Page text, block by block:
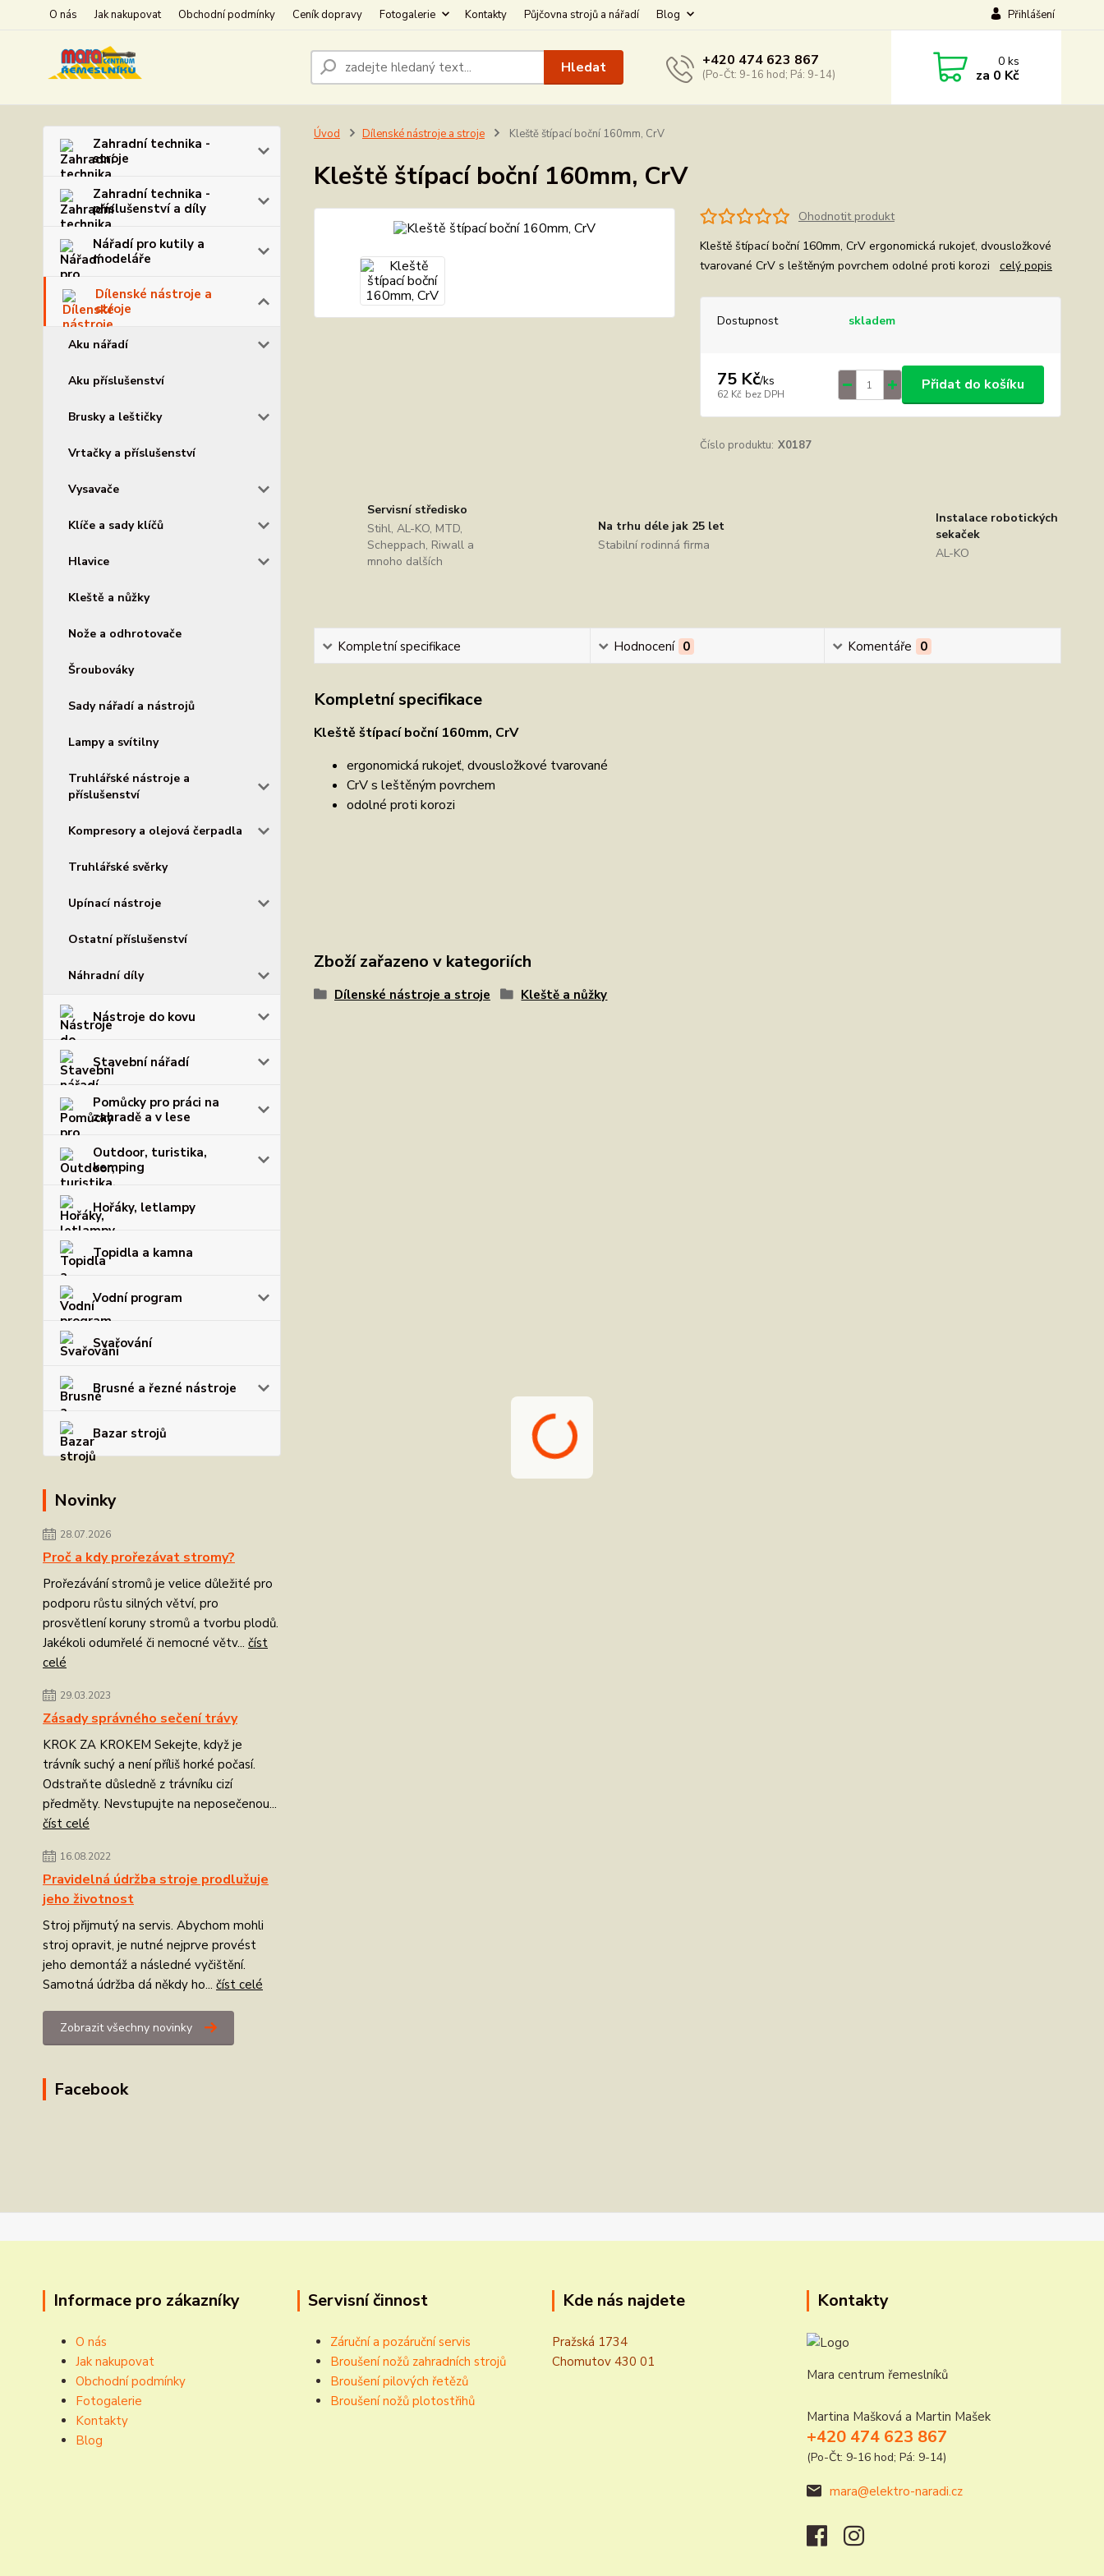
O nás Jak nakupovat Obchodní podmínky Ceník dopravy Fotogalerie Kontakty Půjčovna strojů a nářadí Blog Přihlášení
Hledat +420 474 623 867
(Po-Čt: 9-16 hod; Pá: 9-14)
0ks
za 0 Kč
Zahradní technika -
stroje
Zahradní technika -
příslušenství a díly
Nářadí pro kutily a
modeláře
Dílenské nástroje a
stroje
Aku nářadí
Aku příslušenství
Brusky a leštičky
Vrtačky a příslušenství
Vysavače
Klíče a sady klíčů
Hlavice
Kleště a nůžky
Nože a odhrotovače
Šroubováky
Sady nářadí a nástrojů
Lampy a svítilny
Truhlářské nástroje a
příslušenství
Kompresory a olejová čerpadla
Truhlářské svěrky
Upínací nástroje
Ostatní příslušenství
Náhradní díly
Nástroje do kovu
Stavební nářadí
Pomůcky pro práci na
zahradě a v lese
Outdoor, turistika,
kemping
Hořáky, letlampy
Topidla a kamna
Vodní program
Svařování
Brusné a řezné nástroje
Bazar strojů
Novinky
28.07.2026
Proč a kdy prořezávat stromy?
Prořezávání stromů je velice důležité pro
podporu růstu silných větví, pro
prosvětlení koruny stromů a tvorbu plodů.
Jakékoli odumřelé či nemocné větv... číst
celé
29.03.2023
Zásady správného sečení trávy
KROK ZA KROKEM Sekejte, když je
trávník suchý a není příliš horké počasí.
Odstraňte důsledně z trávníku cizí
předměty. Nevstupujte na neposečenou...
číst celé
16.08.2022
Pravidelná údržba stroje prodlužuje
jeho životnost
Stroj přijmutý na servis. Abychom mohli
stroj opravit, je nutné nejprve provést
jeho demontáž a následné vyčištění.
Samotná údržba dá někdy ho... číst celé
Zobrazit všechny novinky
Facebook
Úvod Dílenské nástroje a stroje Kleště štípací boční 160mm, CrV
Kleště štípací boční 160mm, CrV
Ohodnotit produkt
Kleště štípací boční 160mm, CrV ergonomická rukojeť, dvousložkové
tvarované CrV s leštěným povrchem odolné proti korozi celý popis
Dostupnost skladem
75 Kč/ks
62 Kč bez DPH
Přidat do košíku
Číslo produktu: X0187
Servisní středisko
Stihl, AL-KO, MTD,
Scheppach, Riwall a
mnoho dalších
Na trhu déle jak 25 let
Stabilní rodinná firma
Instalace robotických
sekaček
AL-KO
Kompletní specifikace Hodnocení 0 Komentáře 0
Kompletní specifikace
Kleště štípací boční 160mm, CrV
ergonomická rukojeť, dvousložkové tvarované
CrV s leštěným povrchem
odolné proti korozi
Zboží zařazeno v kategoriích
Dílenské nástroje a stroje Kleště a nůžky
Informace pro zákazníky
O nás
Jak nakupovat
Obchodní podmínky
Fotogalerie
Kontakty
Blog
Servisní činnost
Záruční a pozáruční servis
Broušení nožů zahradních strojů
Broušení pilových řetězů
Broušení nožů plotostřihů
Kde nás najdete
Pražská 1734
Chomutov 430 01
Kontakty
Mara centrum řemeslníků
Martina Mašková a Martin Mašek
+420 474 623 867
(Po-Čt: 9-16 hod; Pá: 9-14)
mara@elektro-naradi.cz